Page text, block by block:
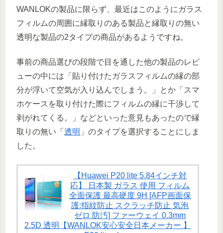
WANLOKの製品に限らず、最近はこのようにガラス
フィルムの周囲に縁取りのある製品と縁取りの無い
透明な製品の2タイプの商品があるようですね。
事前の商品選びの段階で目を通した他の製品のレビ
ューの中には「貼り付けたガラスフィルムの縁の部
分が浮いて空気が入り込んでしまう。」とか「スマ
ホケースを取り付けた際にフィルムの縁に干渉して
剥がれてくる。」などといった意見もあったので縁
取りの無い「 透明 」のタイプを選択することにしま
した。
【Huawei P20 lite 5.84インチ対
応】 日本製 ガラス 使用 フィルム
全面保護 最高硬度 9H [AFP画面保
護:指紋防止 スクラッチ防止 気泡
ゼロ 防汚] ファーウェイ 0.3mm
2.5D 透明【WANLOK安心安全日本メーカー 】